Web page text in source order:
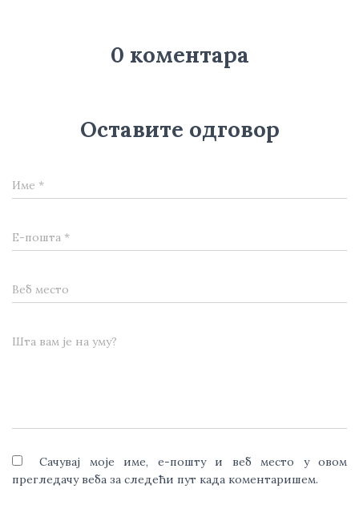
0 коментара
Оставите одговор
Име *
Е-пошта *
Веб место
Шта вам је на уму?
Сачувај моје име, е-пошту и веб место у овом
прегледачу веба за следећи пут када коментаришем.